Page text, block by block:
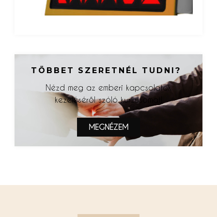
TÖBBET SZERETNÉL TUDNI?
Nézd meg az emberi kapcsolatok
kezeléséről szóló kurzusomat!
MEGNÉZEM